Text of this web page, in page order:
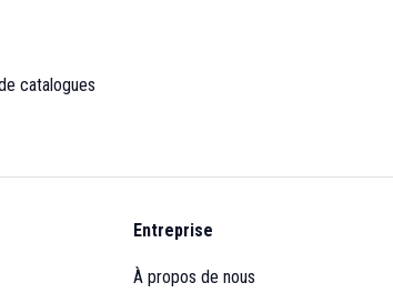
catalogues
Entreprise
À propos de nous